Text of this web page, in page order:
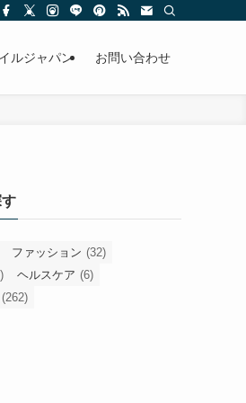
ルジャパン お問い合わせ
ファッション (32)
ヘルスケア (6)
(262)